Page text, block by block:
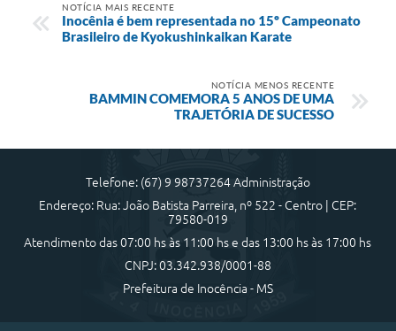
NOTÍCIA MAIS RECENTE
Inocênia é bem representada no 15º Campeonato
Brasileiro de Kyokushinkaikan Karate
NOTÍCIA MENOS RECENTE
BAMMIN COMEMORA 5 ANOS DE UMA
TRAJETÓRIA DE SUCESSO
Telefone: (67) 9 98737264 Administração
Endereço: Rua: João Batista Parreira, nº 522 - Centro | CEP:
79580-019
Atendimento das 07:00 hs às 11:00 hs e das 13:00 hs às 17:00 hs
CNPJ: 03.342.938/0001-88
Prefeitura de Inocência - MS